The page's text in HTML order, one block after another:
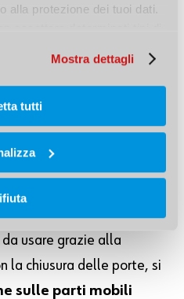
alla protezione dei tuoi dati.
Mostra dettagli
tutti
ORA
veicolo dagli
spugnoso autoadesivo
dagli spruzzi di
usare grazie alla
la chiusura delle porte, si
sulle parti mobili